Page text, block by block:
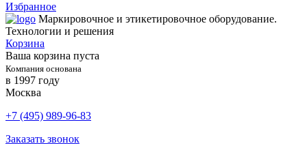
Избранное
Маркировочное и этикетировочное оборудование.
Технологии и решения
Корзина
Ваша корзина пуста
Компания основана
в 1997 году
Москва
+7 (495) 989-96-83
Заказать звонок